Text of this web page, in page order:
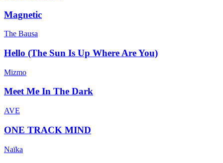
Magnetic
The Bausa
Hello (The Sun Is Up Where Are You)
Mizmo
Meet Me In The Dark
AVE
ONE TRACK MIND
Naïka